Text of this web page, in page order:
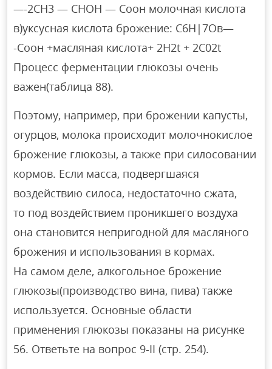
—-2CH3 — СНОН — Соон молочная кислота
в)уксусная кислота брожение: С6Н|7Ов—
-Соон +масляная кислота+ 2H2t + 2C02t
Процесс ферментации глюкозы очень
важен(таблица 88).
Поэтому, например, при брожении капусты,
огурцов, молока происходит молочнокислое
брожение глюкозы, а также при силосовании
кормов. Если масса, подвергшаяся
воздействию силоса, недостаточно сжата,
то под воздействием проникшего воздуха
она становится непригодной для масляного
брожения и использования в кормах.
На самом деле, алкогольное брожение
глюкозы(производство вина, пива) также
используется. Основные области
применения глюкозы показаны на рисунке
56. Ответьте на вопрос 9-II (стр. 254).